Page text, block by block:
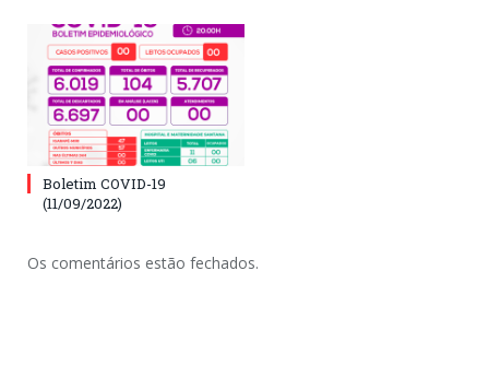
Boletim COVID-19
(11/09/2022)
Os comentários estão fechados.